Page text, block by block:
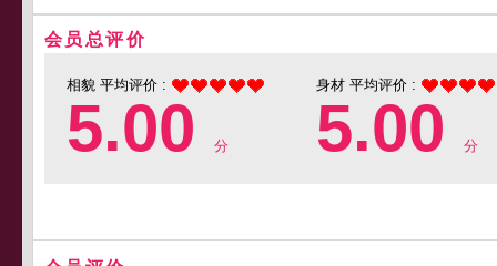
会员总评价
相貌 平均评价 :
5.00 分
身材 平均评价 :
5.00 分